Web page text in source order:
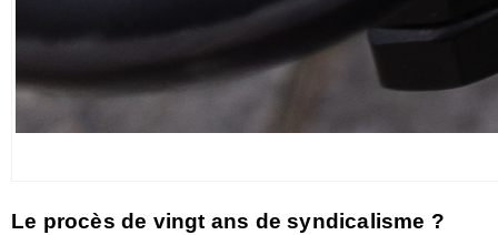
Le procès de vingt ans de syndicalisme ?